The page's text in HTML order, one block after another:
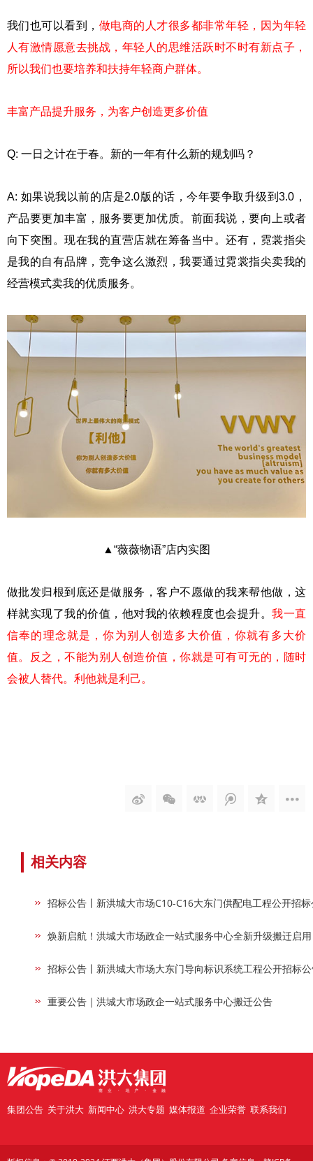
我们也可以看到， 做电商的人才很多都非常年轻，因为年轻
人有激情愿意去挑战，年轻人的思维活跃时不时有新点子，
所以我们也要培养和扶持年轻商户群体。
丰富产品提升服务，为客户创造更多价值
Q: 一日之计在于春。新的一年有什么新的规划吗？
A: 如果说我以前的店是2.0版的话，今年要争取升级到3.0，
产品要更加丰富，服务要更加优质。前面我说，要向上或者
向下突围。现在我的直营店就在筹备当中。还有，霓裳指尖
是我的自有品牌，竞争这么激烈，我要通过霓裳指尖卖我的
经营模式卖我的优质服务。
▲“薇薇物语”店内实图
做批发归根到底还是做服务，客户不愿做的我来帮他做，这
样就实现了我的价值，他对我的依赖程度也会提升。我一直
信奉的理念就是，你为别人创造多大价值，你就有多大价
值。反之，不能为别人创造价值，你就是可有可无的，随时
会被人替代。利他就是利己。
相关内容
招标公告丨新洪城大市场C10-C16大东门供配电工程公开招
焕新启航！洪城大市场政企一站式服务中心全新升级搬迁启用
招标公告丨新洪城大市场大东门导向标识系统工程公开招标
重要公告｜洪城大市场政企一站式服务中心搬迁公告
集团公告 关于洪大 新闻中心 洪大专题 媒体报道 企业荣誉 联系我们